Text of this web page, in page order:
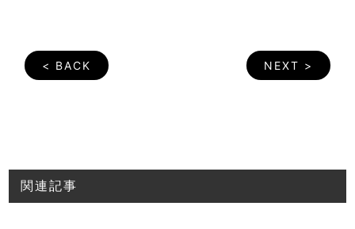
< BACK NEXT >
関連記事